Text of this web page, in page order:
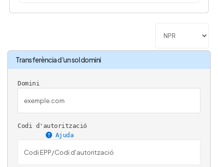
Transferència d'un sol domini
Domini
Codi d'autorització
Ajuda